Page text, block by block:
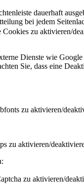
dauerhaft
bei jedem
zu aktivieren/
Dienste wie
Sie, dass eine
zu aktivieren/
zu aktivieren/
zu aktivieren/